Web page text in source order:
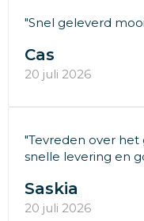
"Snel geleverd
Cas
20 juli 2026
"Tevreden over
snelle levering en
Saskia
20 juli 2026